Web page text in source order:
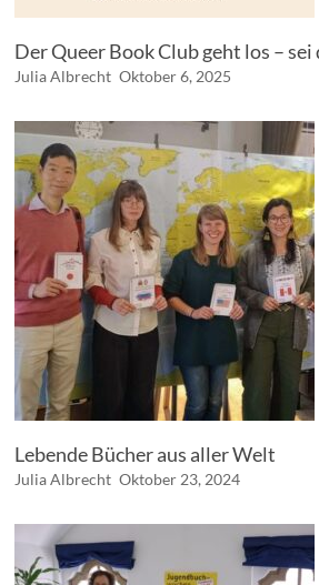
Der Queer Book Club geht los – sei
Julia Albrecht Oktober 6, 2025
Lebende Bücher aus aller Welt
Julia Albrecht Oktober 23, 2024